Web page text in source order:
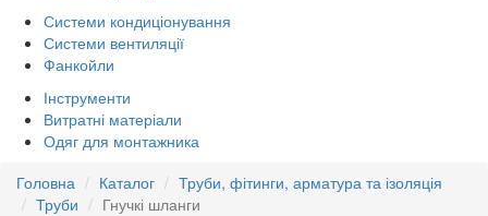
Системи кондиціонування
Системи вентиляції
Фанкойли
Інструменти
Витратні матеріали
Одяг для монтажника
Головна
Каталог
Труби, фітинги, арматура та ізоляція
Труби
Гнучкі шланги